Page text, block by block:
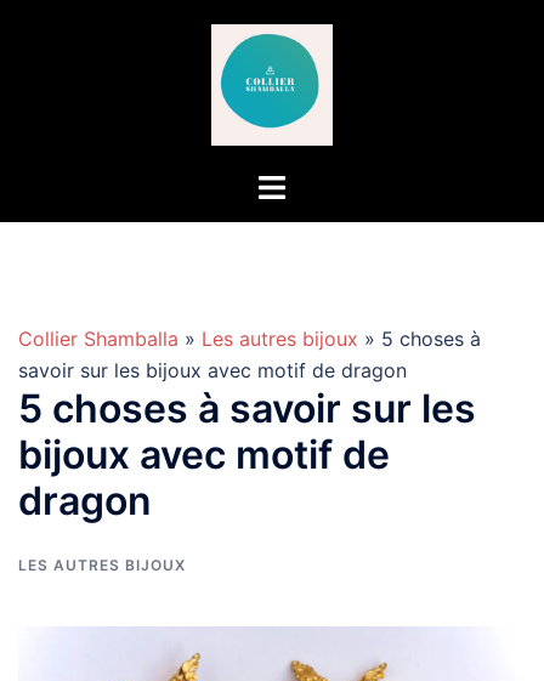
Collier Shamballa » Les autres bijoux » 5 choses à
savoir sur les bijoux avec motif de dragon
5 choses à savoir sur les
bijoux avec motif de
dragon
LES AUTRES BIJOUX